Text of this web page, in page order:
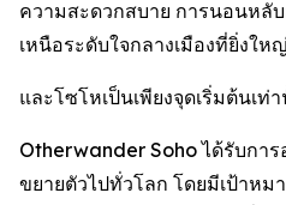
ความสะดวกสบาย การนอนหลั
เหนือระดับใจกลางเมืองที่ยิ่งใ
และโซโหเป็นเพียงจุดเริ่มต้นเท่
Otherwander Soho ได้รับกา
ขยายตัวไปทั่วโลก โดยมีเป้าหม